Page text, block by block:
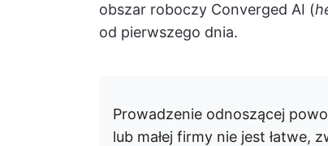
obszar roboczy Converged AI (
od pierwszego dnia.
Prowadzenie odnoszącej
lub małej firmy nie jest łatwe,